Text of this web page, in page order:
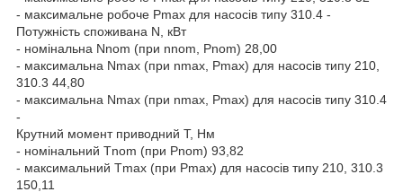
- максимальне робоче Pmax для насосів типу 310.4 -
Потужність споживана N, кВт
- номінальна Nnom (при nnom, Pnom) 28,00
- максимальна Nmax (при nmax, Pmax) для насосів типу 210,
310.3 44,80
- максимальна Nmax (при nmax, Pmax) для насосів типу 310.4
-
Крутний момент приводний T, Нм
- номінальний Тnom (при Pnom) 93,82
- максимальний Тmax (при Pmax) для насосів типу 210, 310.3
150,11